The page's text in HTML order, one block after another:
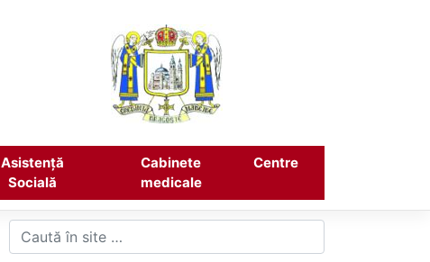
Asistență
Socială
Cabinete
medicale
Centre